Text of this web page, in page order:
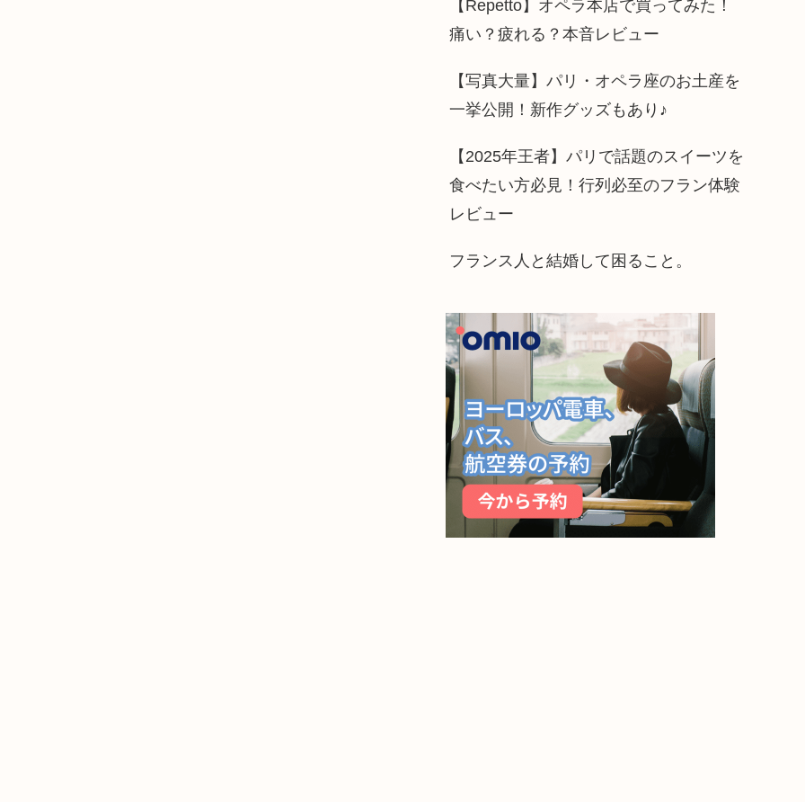
【Repetto】オペラ本店で買ってみた！
痛い？疲れる？本音レビュー
【写真大量】パリ・オペラ座のお土産を
一挙公開！新作グッズもあり♪
【2025年王者】パリで話題のスイーツを
食べたい方必見！行列必至のフラン体験
レビュー
フランス人と結婚して困ること。